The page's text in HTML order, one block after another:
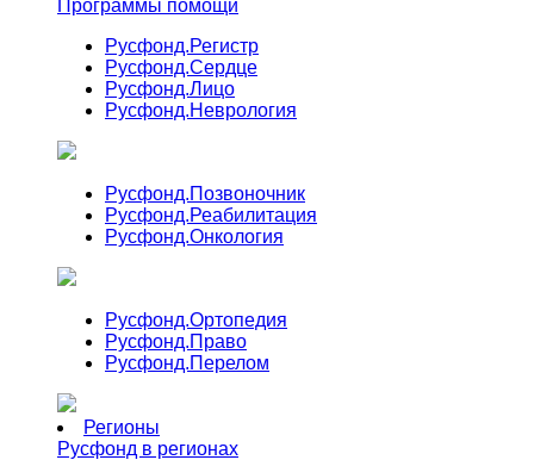
Программы помощи
Русфонд.Регистр
Русфонд.Сердце
Русфонд.Лицо
Русфонд.Неврология
Русфонд.Позвоночник
Русфонд.Реабилитация
Русфонд.Онкология
Русфонд.Ортопедия
Русфонд.Право
Русфонд.Перелом
Регионы
Русфонд в регионах